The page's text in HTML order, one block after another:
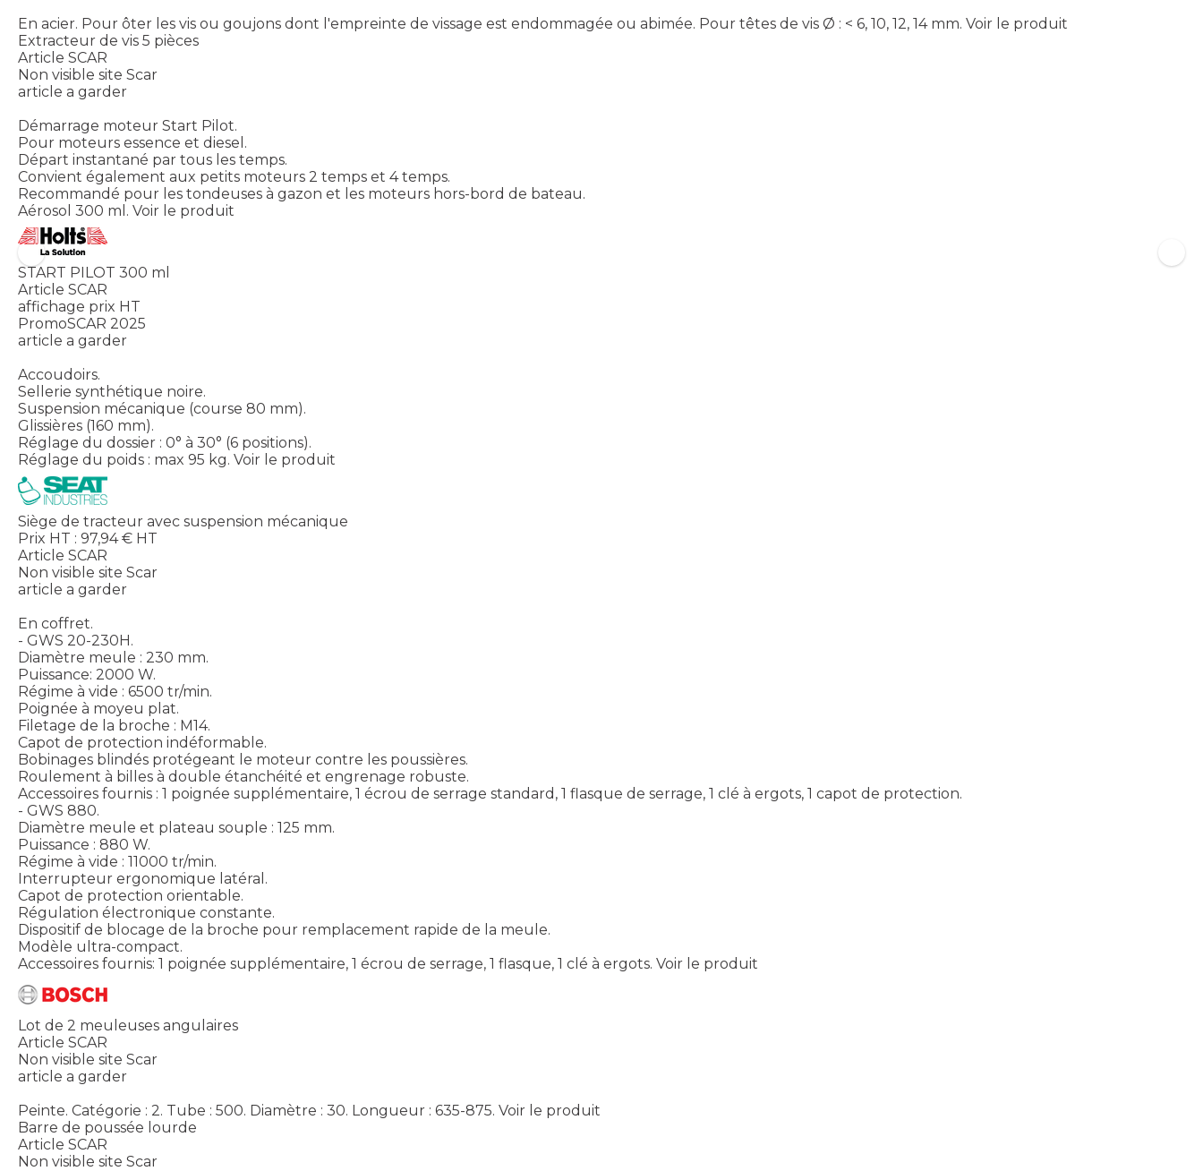
En acier. Pour ôter les vis ou goujons dont l'empreinte de vissage est endommagée ou abimée. Pour têtes de vis Ø : < 6, 10, 12, 14 mm. Voir le produit
Extracteur de vis 5 pièces
Article SCAR
Non visible site Scar
article a garder
Démarrage moteur Start Pilot.
Pour moteurs essence et diesel.
Départ instantané par tous les temps.
Convient également aux petits moteurs 2 temps et 4 temps.
Recommandé pour les tondeuses à gazon et les moteurs hors-bord de bateau.
Aérosol 300 ml. Voir le produit
START PILOT 300 ml
Article SCAR
affichage prix HT
PromoSCAR 2025
article a garder
Accoudoirs.
Sellerie synthétique noire.
Suspension mécanique (course 80 mm).
Glissières (160 mm).
Réglage du dossier : 0° à 30° (6 positions).
Réglage du poids : max 95 kg. Voir le produit
Siège de tracteur avec suspension mécanique
Prix HT : 97,94€ HT
Article SCAR
Non visible site Scar
article a garder
En coffret.
- GWS 20-230H.
Diamètre meule : 230 mm.
Puissance: 2000 W.
Régime à vide : 6500 tr/min.
Poignée à moyeu plat.
Filetage de la broche : M14.
Capot de protection indéformable.
Bobinages blindés protégeant le moteur contre les poussières.
Roulement à billes à double étanchéité et engrenage robuste.
Accessoires fournis : 1 poignée supplémentaire, 1 écrou de serrage standard, 1 flasque de serrage, 1 clé à ergots, 1 capot de protection.
- GWS 880.
Diamètre meule et plateau souple : 125 mm.
Puissance : 880 W.
Régime à vide : 11000 tr/min.
Interrupteur ergonomique latéral.
Capot de protection orientable.
Régulation électronique constante.
Dispositif de blocage de la broche pour remplacement rapide de la meule.
Modèle ultra-compact.
Accessoires fournis: 1 poignée supplémentaire, 1 écrou de serrage, 1 flasque, 1 clé à ergots. Voir le produit
Lot de 2 meuleuses angulaires
Article SCAR
Non visible site Scar
article a garder
Peinte. Catégorie : 2. Tube : 500. Diamètre : 30. Longueur : 635-875. Voir le produit
Barre de poussée lourde
Article SCAR
Non visible site Scar